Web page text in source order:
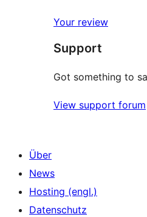
Rezensionen
Sterne-
Rezensionen
Your review
Support
Got something to
View support forum
Über
News
Hosting (engl.)
Datenschutz